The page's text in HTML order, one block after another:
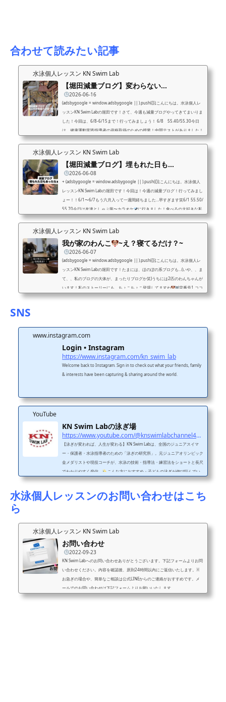
合わせて読みたい記事
水泳個人レッスン KN Swim Lab
【堀田減量ブログ】変わらない…
2026-06-16
(adsbygoogle = window.adsbygoogle || ).push({});こんにちは。水泳個人レ
ッスンKN Swim Labの堀田です！さて、今週も減量ブログやってきてまいりま
した！今回は、6/8-6/15まで！行ってみましょう！ 6/8 55.40/55.30今日
は、健康運動実践指導者の資格取得のための授業！中間テストがありました！
学校の先生には「動き完璧！」と言ってもらえました
6/9 55.25/55.40今
日は、学校からの練習！最近練習のモチベが上がらず・・・一から見直したい
水泳個人レッスン KN Swim Lab
【堀田減量ブログ】埋もれた日も…
2026-06-08
+ (adsbygoogle = window.adsbygoogle || ).push({});こんにちは。水泳個人
レッスンKN Swim Labの堀田です！今回は！今週の減量ブログ！行ってみまし
ょー！！6/1〜6/7もう六月入って一週間経ちました…早すぎます笑6/1 55.50/
55.70今日は友達としゃぶ葉〜カラオケ
に行きました！食べるの大好きな私
たちは最初にお肉をガッツリ頼んじゃうタイプです
6/2 55.60/55.50学校か
らの練習！周りは今週の試合に向けて集中中です！6/3 55.40/55.50西川コー
水泳個人レッスン KN Swim Lab
我が家のわんこ ~え？寝てるだけ？~
2026-06-07
(adsbygoogle = window.adsbygoogle || ).push({});こんにちは。水泳個人レ
ッスンKN Swim Labの堀田です！たまには、ほのぼの系ブログも…(いや、、ま
て、、私のブログの大体が、まったりブログか笑)うちには2匹のわんちゃんが
います！私のストーリーにも、ちょこちょこ登場してますね
背番号1.ココ
ちゃん(６歳♀)背番号2.シオンくん(６歳♂)2匹ともチワックスという犬種（チワ
SNS
www.instagram.com
Login • Instagram
https://www.instagram.com/kn_swim_lab
Welcome back to Instagram. Sign in to check out what your friends, family
& interests have been capturing & sharing around the world.
YouTube
KN Swim Labの泳ぎ場
https://www.youtube.com/@knswimlabchannel4455
【泳ぎが変われば、人生が変わる】KN Swim Labは、全国のジュニアスイマ
ー・保護者・水泳指導者のための「泳ぎの研究所」。元ジュニアオリンピック
金メダリストや現役コーチが、水泳の技術・指導法・練習法をショートと長尺
でわかりやすく発信。
こんな方におすすめ・子どもの泳ぎが伸び悩んでい
る・フォームをきれいにしたい・コーチの指導に悩んでいる・水泳に関わるす
投稿ジャンル・フォーム改善（平泳ぎ・クロールなど）・レッス
ンのビフォーアフター・元メダリストのワンポイントアドバイス
SNS・レッ
水泳個人レッスンのお問い合わせはこち
ら
水泳個人レッスン KN Swim Lab
お問い合わせ
2022-09-23
KN Swim Labへのお問い合わせありがとうございます。下記フォームよりお問
い合わせください。内容を確認後、原則24時間以内にご返信いたします。※
お急ぎの場合や、簡単なご相談は公式LINEからのご連絡がおすすめです。メ
ールでのお問い合わせは下記フォームよりお願いいたします。